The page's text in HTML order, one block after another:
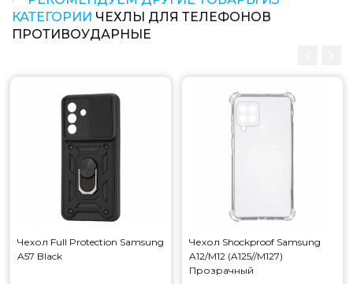
КАТЕГОРИИ ЧЕХЛЫ ДЛЯ ТЕЛЕФОНОВ
ПРОТИВОУДАРНЫЕ
Чехол Full Protection Samsung
A57 Black
Чехол Shockproof Samsung
A12/M12 (A125//M127)
Прозрачный